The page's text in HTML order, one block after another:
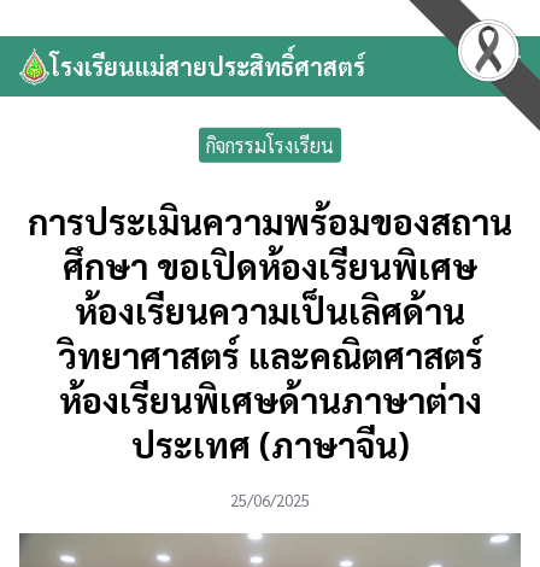
to
contentโรงเรียนแม่สายประสิทธิ์ศาสตร์
Search
for:
กิจกรรมโรงเรียน
การประเมินความพร้อมของสถาน
ศึกษา ขอเปิดห้องเรียนพิเศษ
ห้องเรียนความเป็นเลิศด้าน
วิทยาศาสตร์ และคณิตศาสตร์
ห้องเรียนพิเศษด้านภาษาต่าง
ประเทศ (ภาษาจีน)
25/06/2025